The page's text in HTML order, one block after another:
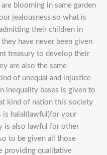
blooming in same garden
jealousness so what is
their children in
have never been given
treasury to develop their
are also the same
of unequal and injustice
inequality bases is given to
kind of nation this society
halal(lawful)for your
is also lawful for other
to be given all those
providing qualitative